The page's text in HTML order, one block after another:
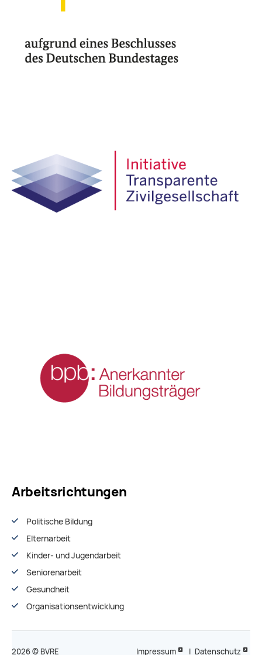
Arbeitsrichtungen
Politische Bildung
Elternarbeit
Kinder- und Jugendarbeit
Seniorenarbeit
Gesundheit
Organisationsentwiсklung
2026 © BVRE Impressum | Datenschutz